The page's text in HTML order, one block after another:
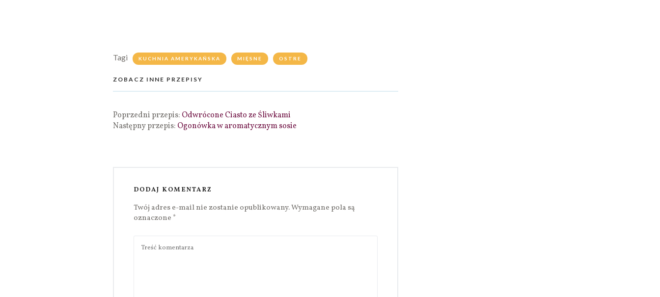
Tagi KUCHNIA AMERYKAŃSKA MIĘSNE OSTRE
ZOBACZ INNE PRZEPISY
Poprzedni przepis: Odwrócone Ciasto ze Śliwkami
Następny przepis: Ogonówka w aromatycznym sosie
DODAJ KOMENTARZ
Twój adres e-mail nie zostanie opublikowany.Wymagane pola są
oznaczone *